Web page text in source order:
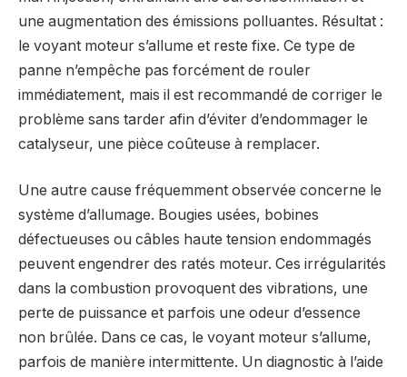
une augmentation des émissions polluantes. Résultat :
le voyant moteur s’allume et reste fixe. Ce type de
panne n’empêche pas forcément de rouler
immédiatement, mais il est recommandé de corriger le
problème sans tarder afin d’éviter d’endommager le
catalyseur, une pièce coûteuse à remplacer.
Une autre cause fréquemment observée concerne le
système d’allumage. Bougies usées, bobines
défectueuses ou câbles haute tension endommagés
peuvent engendrer des ratés moteur. Ces irrégularités
dans la combustion provoquent des vibrations, une
perte de puissance et parfois une odeur d’essence
non brûlée. Dans ce cas, le voyant moteur s’allume,
parfois de manière intermittente. Un diagnostic à l’aide